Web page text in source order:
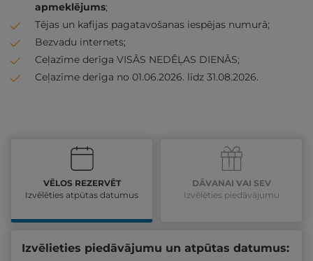
apmeklējums;
Tējas un kafijas pagatavošanas iespējas numurā;
Bezvadu internets;
Ceļazīme derīga VISĀS NEDĒĻAS DIENĀS;
Ceļazīme derīga no 01.06.2026. līdz 31.08.2026.
VĒLOS REZERVĒT
Izvēlēties atpūtas datumus
DĀVANAI VAI SEV
Izvēlēties piedāvājumu
Izvēlieties piedāvājumu un atpūtas datumus: